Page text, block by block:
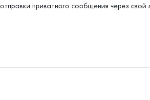
приватного сообщения через свой